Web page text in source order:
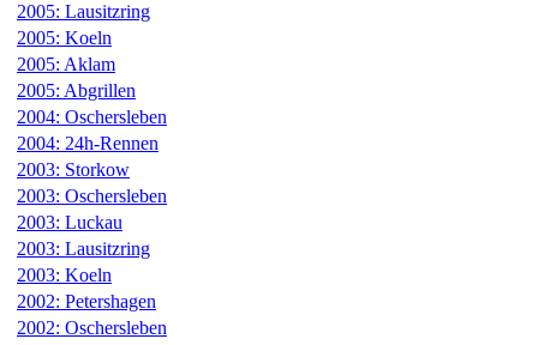
2005: Lausitzring
2005: Koeln
2005: Aklam
2005: Abgrillen
2004: Oschersleben
2004: 24h-Rennen
2003: Storkow
2003: Oschersleben
2003: Luckau
2003: Lausitzring
2003: Koeln
2002: Petershagen
2002: Oschersleben